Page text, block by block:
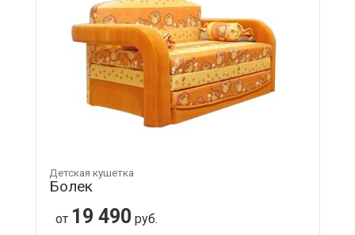
Детская кушетка
Болек
от 19 490 руб.